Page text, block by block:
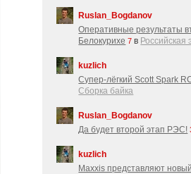
Ruslan_Bogdanov
Оперативные результаты
Белокурихе 7 в Российская
kuzlich
Супер-лёгкий Scott Spark
Сборка байка
Ruslan_Bogdanov
Да будет второй этап РЭС!
kuzlich
Maxxis представляют